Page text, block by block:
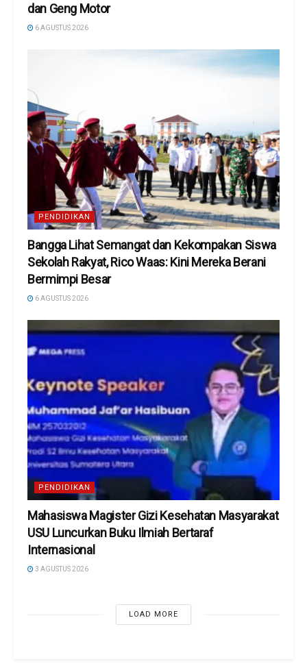
dan Geng Motor
6 AGUSTUS 2026
PENDIDIKAN
Bangga Lihat Semangat dan Kekompakan Siswa
Sekolah Rakyat, Rico Waas: Kini Mereka Berani
Bermimpi Besar
6 AGUSTUS 2026
PENDIDIKAN
Mahasiswa Magister Gizi Kesehatan Masyarakat
USU Luncurkan Buku Ilmiah Bertaraf
Internasional
3 AGUSTUS 2026
LOAD MORE